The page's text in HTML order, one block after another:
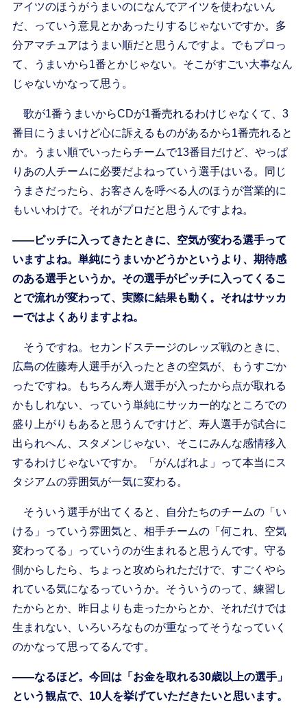
アイツのほうがうまいのになんでアイツを使わないん
だ、っていう意見とかあったりするじゃないですか。多
分アマチュアはうまい順だと思うんですよ。でもプロっ
て、うまいから1番とかじゃない。そこがすごい大事なん
じゃないかなって思う。
歌が1番うまいからCDが1番売れるわけじゃなくて、3
番目にうまいけど心に訴えるものがあるから1番売れると
か。うまい順でいったらチームで13番目だけど、やっぱ
りあの人チームに必要だよねっていう選手はいる。同じ
うまさだったら、お客さんを呼べる人のほうが営業的に
もいいわけで。それがプロだと思うんですよね。
――ピッチに入ってきたときに、空気が変わる選手って
いますよね。単純にうまいかどうかというより、期待感
のある選手というか。その選手がピッチに入ってくるこ
とで流れが変わって、実際に結果も動く。それはサッカ
ーではよくありますよね。
そうですね。セカンドステージのレッズ戦のときに、
広島の佐藤寿人選手が入ったときの空気が、もうすごか
ったですね。もちろん寿人選手が入ったから点が取れる
かもしれない、っていう単純にサッカー的なところでの
盛り上がりもあると思うんですけど、寿人選手が試合に
出られへん、スタメンじゃない、そこにみんな感情移入
するわけじゃないですか。「がんばれよ」って本当にス
タジアムの雰囲気が一気に変わる。
そういう選手が出てくると、自分たちのチームの「い
ける」っていう雰囲気と、相手チームの「何これ、空気
変わってる」っていうのが生まれると思うんです。守る
側からしたら、ちょっと攻められただけで、すごくやら
れている気になるっていうか。そういうのって、練習し
たからとか、昨日よりも走ったからとか、それだけでは
生まれない、いろいろなものが重なってそうなっていく
のかなって思ってるんです。
――なるほど。今回は「お金を取れる30歳以上の選手」
という観点で、10人を挙げていただきたいと思います。